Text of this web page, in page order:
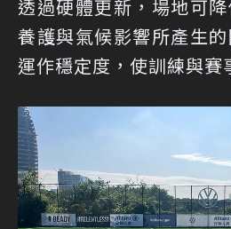
透過硬體更新，場地可
養護與氣候影響所產生
運作穩定度，使訓練與賽